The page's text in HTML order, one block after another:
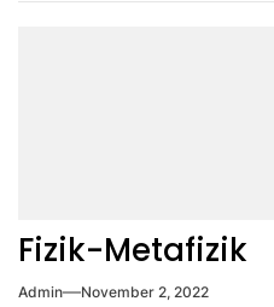
Fizik-Metafizik
Admin November 2, 2022